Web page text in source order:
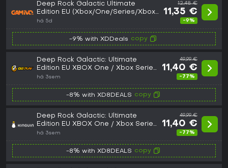
Deep Rock Galactic Ultimate
Edition EU (Xbox/One/Series/Xbox
- PC)
há 5d
12,48 €
11,35 €
-9%
-9% with XDDeals copy
Deep Rock Galactic: Ultimate
Edition EU XBOX One / Xbox Series
X|S / PC CD Key
há 3sem
49,99 €
11,40 €
-77%
-8% with XD8DEALS copy
Deep Rock Galactic: Ultimate
Edition EU XBOX One / Xbox Series
X|S / PC CD Key
há 3sem
49,99 €
11,40 €
-77%
-8% with XD8DEALS copy